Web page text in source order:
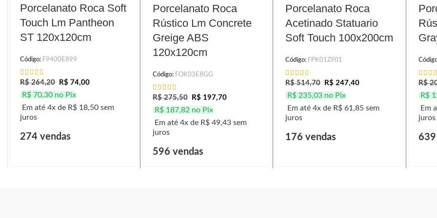
Porcelanato Roca Soft
Touch Lm Pantheon
ST 120x120cm
Código: F9400E899
R$264,20 R$ 74,00
Em até 4x de R$ 18,50 sem
juros
R$ 70,30 no Pix
274 vendas
Porcelanato Roca
Rústico Lm Concrete
Greige ABS
120x120cm
Código: FOK03E8GG
R$275,50 R$ 197,70
Em até 4x de R$49,43sem
juros
R$187,82 no Pix
596 vendas
Porcelanato Roca
Acetinado Statuario
Soft Touch 100x200cm
Código: FPK01ZF01
R$514,70 R$ 247,40
Em até 4x de R$ 61,85 sem
juros
R$ 235,03 no Pix
176 vendas
R$
Em
juros
R$
639